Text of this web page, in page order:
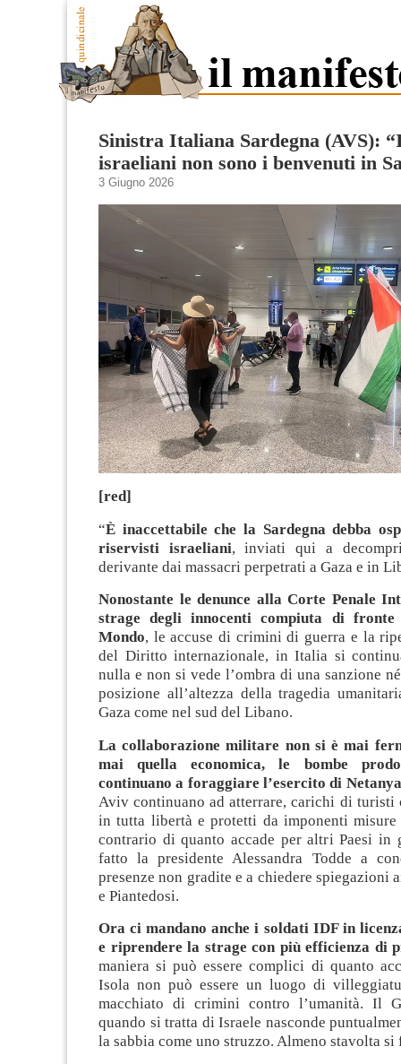
Sinistra Italiana Sardegna (AVS):
israeliani non sono i benvenuti in
3 Giugno 2026
[red]
“È inaccettabile che la Sardegna debba
riservisti israeliani, inviati qui a
derivante dai massacri perpetrati a Gaza e in
Nonostante le denunce alla Corte Penale
strage degli innocenti compiuta di
Mondo, le accuse di crimini di guerra e la
del Diritto internazionale, in Italia si
nulla e non si vede l’ombra di una sanzione
posizione all’altezza della tragedia
Gaza come nel sud del Libano.
La collaborazione militare non si è mai
mai quella economica, le bombe
continuano a foraggiare l’esercito di
Aviv continuano ad atterrare, carichi di turisti
in tutta libertà e protetti da imponenti
contrario di quanto accade per altri Paesi in
fatto la presidente Alessandra Todde a
presenze non gradite e a chiedere spiegazioni
e Piantedosi.
Ora ci mandano anche i soldati IDF in
e riprendere la strage con più efficienza di
maniera si può essere complici di quanto
Isola non può essere un luogo di
macchiato di crimini contro l’umanità. Il
quando si tratta di Israele nasconde
la sabbia come uno struzzo. Almeno stavolta si